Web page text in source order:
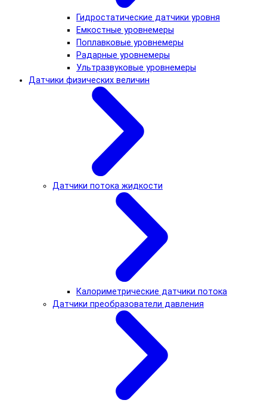
Гидростатические датчики уровня
Емкостные уровнемеры
Поплавковые уровнемеры
Радарные уровнемеры
Ультразвуковые уровнемеры
Датчики физических величин
Датчики потока жидкости
Калориметрические датчики потока
Датчики преобразователи давления